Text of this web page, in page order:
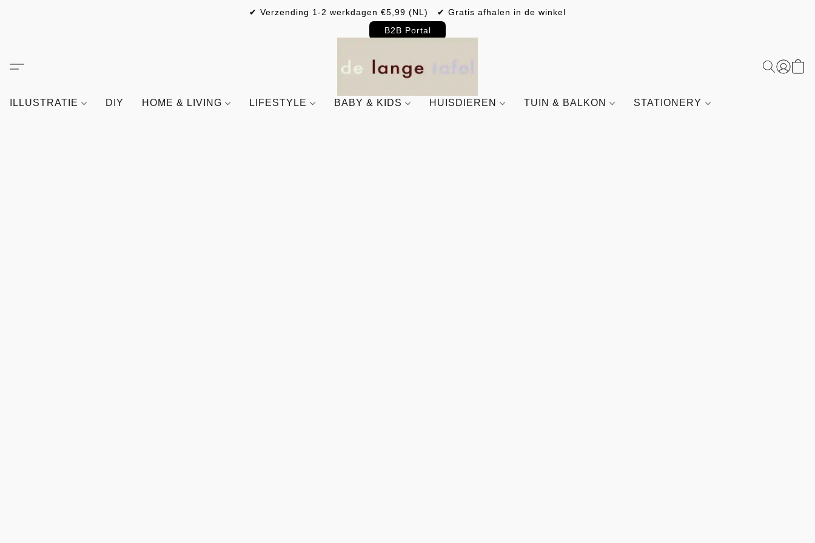
✔ Verzending 1-2 werkdagen €5,99 (NL) ✔ Gratis afhalen in de winkel
B2B Portal
ILLUSTRATIE DIY HOME & LIVING LIFESTYLE BABY & KIDS HUISDIEREN TUIN & BALKON STATIONERY